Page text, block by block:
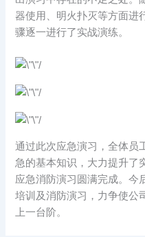
器使用、明火扑灭等方面进
骤逐一进行了实战演练。
通过此次应急演习，全体员
急的基本知识，大力提升了
应急消防演习圆满完成。今
培训及消防演习，力争使公
上一台阶。